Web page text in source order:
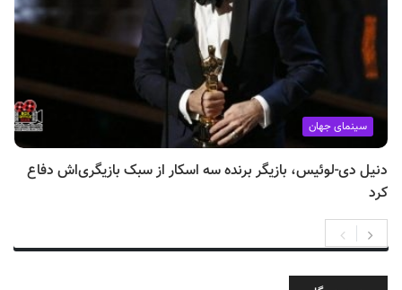
سینمای جهان
دنیل دی-لوئیس، بازیگر برنده سه اسکار از سبک بازیگری‌اش دفاع
کرد